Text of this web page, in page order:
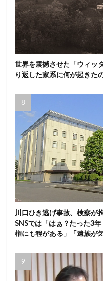
世界を震撼させた「ウィッ
り返した家系に何が起きた
川口ひき逃げ事故、検察が
SNSでは「はぁ？たった3
権にも程がある」「遺族が